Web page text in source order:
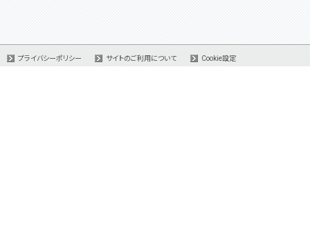
プライバシーポリシー サイトのご利用について Cookie設定